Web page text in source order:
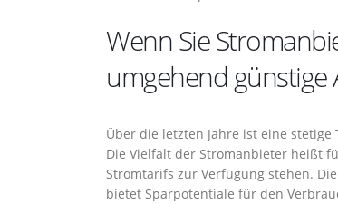
Wenn Sie
umgehend günstige
Über die letzten Jahre ist eine
Die Vielfalt der Stromanbieter heißt
Stromtarifs zur Verfügung stehen.
bietet Sparpotentiale für den